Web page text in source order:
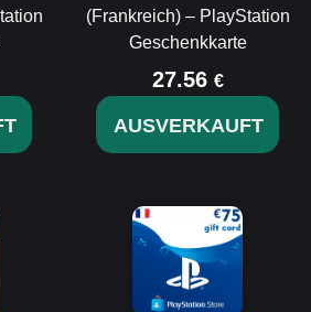
(Frankreich) – PlayStation
Geschenkkarte
27.56 €
AUSVERKAUFT